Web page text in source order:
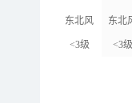
东北风
<3级
东北
<3级